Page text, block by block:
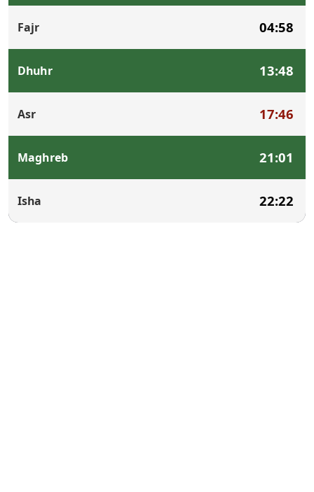
Fajr 04:58
Dhuhr 13:48
Asr 17:46
Maghreb 21:01
Isha 22:22